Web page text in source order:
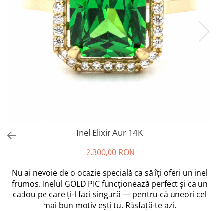
Inel Elixir Aur 14K
2.300,00 RON
Nu ai nevoie de o ocazie specială ca să îți oferi un inel
frumos. Inelul GOLD PIC funcționează perfect și ca un
cadou pe care ți-l faci singură — pentru că uneori cel
mai bun motiv ești tu. Răsfață-te azi.